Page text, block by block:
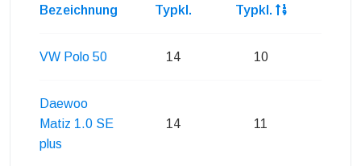
Bezeichnung
Typkl.
Typkl.
VW Polo 50 14 10
Daewoo
Matiz 1.0 SE
plus
14 11